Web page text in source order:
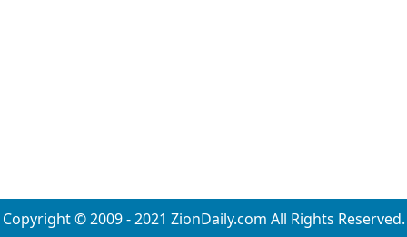
Copyright © 2009 - 2021 ZionDaily.com All Rights Reserved.